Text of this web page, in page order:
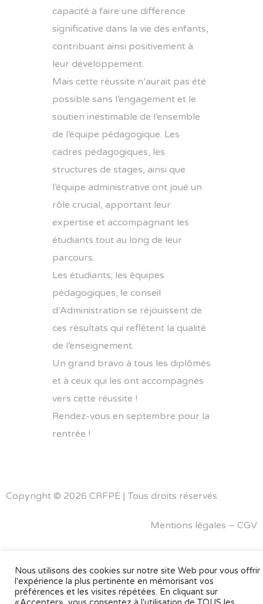
capacité à faire une différence
significative dans la vie des enfants,
contribuant ainsi positivement à
leur développement.
Mais cette réussite n’aurait pas été
possible sans l’engagement et le
soutien inestimable de l’ensemble
de l’équipe pédagogique. Les
cadres pédagogiques, les
structures de stages, ainsi que
l’équipe administrative ont joué un
rôle crucial, apportant leur
expertise et accompagnant les
étudiants tout au long de leur
parcours.
Les étudiants; les équipes
pédagogiques, le conseil
d’Administration se réjouissent de
ces résultats qui reflètent la qualité
de l’enseignement.
Un grand bravo à tous les diplômés
et à ceux qui les ont accompagnés
vers cette réussite !
Rendez-vous en septembre pour la
rentrée !
Copyright © 2026 CRFPE | Tous droits réservés
Mentions légales – CGV
Nous utilisons des cookies sur notre site Web pour vous offrir
l'expérience la plus pertinente en mémorisant vos
préférences et les visites répétées. En cliquant sur